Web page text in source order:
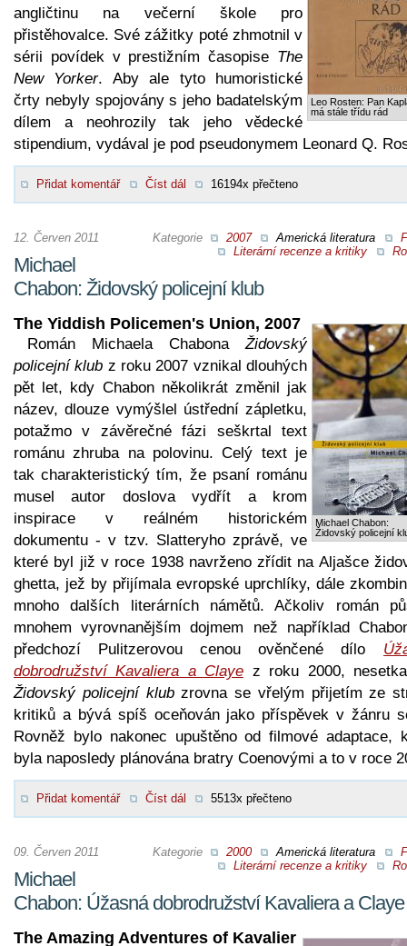
Leo Rosten: Pan
má stále třídu rád
angličtinu na večerní škole pro
přistěhovalce. Své zážitky poté zhmotnil v
sérii povídek v prestižním časopise The
New Yorker. Aby ale tyto humoristické
črty nebyly spojovány s jeho badatelským
dílem a neohrozily tak jeho vědecké
stipendium, vydával je pod pseudonymem Leonard Q.
Přidat komentář Číst dál 16194x přečteno
Kategorie 2007 Americká literatura
Literární recenze a kritiky
12. Červen 2011
Michael
Chabon: Židovský policejní klub
Michael Chabon:
Židovský policejní
The Yiddish Policemen's Union, 2007
Román Michaela Chabona Židovský
policejní klub z roku 2007 vznikal dlouhých
pět let, kdy Chabon několikrát změnil jak
název, dlouze vymýšlel ústřední zápletku,
potažmo v závěrečné fázi seškrtal text
románu zhruba na polovinu. Celý text je
tak charakteristický tím, že psaní románu
musel autor doslova vydřít a krom
inspirace v reálném historickém
dokumentu - v tzv. Slatteryho zprávě, ve
které byl již v roce 1938 navrženo zřídit na Aljašce
ghetta, jež by přijímala evropské uprchlíky, dále
mnoho dalších literárních námětů. Ačkoliv román
mnohem vyrovnanějším dojmem než například
předchozí Pulitzerovou cenou ověnčené dílo
dobrodružství Kavaliera a Claye z roku 2000,
Židovský policejní klubzrovna se vřelým přijetím ze
kritiků a bývá spíš oceňován jako příspěvek v žánru
Rovněž bylo nakonec upuštěno od filmové adaptace,
byla naposledy plánována bratry Coenovými a to v roce
Přidat komentář Číst dál 5513x přečteno
Kategorie 2000 Americká literatura
Literární recenze a kritiky
09. Červen 2011
Michael
Chabon: Úžasná dobrodružství Kavaliera a Claye
The Amazing Adventures of Kavalier